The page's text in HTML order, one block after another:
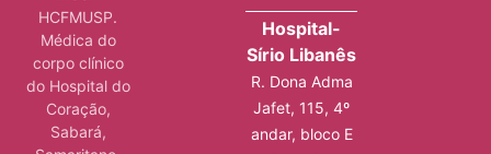
HCFMUSP.
Médica do
corpo clínico
do Hospital do
Coração,
Sabará,
Hospital-
Sírio Libanês
R. Dona Adma
Jafet, 115, 4º
andar, bloco E